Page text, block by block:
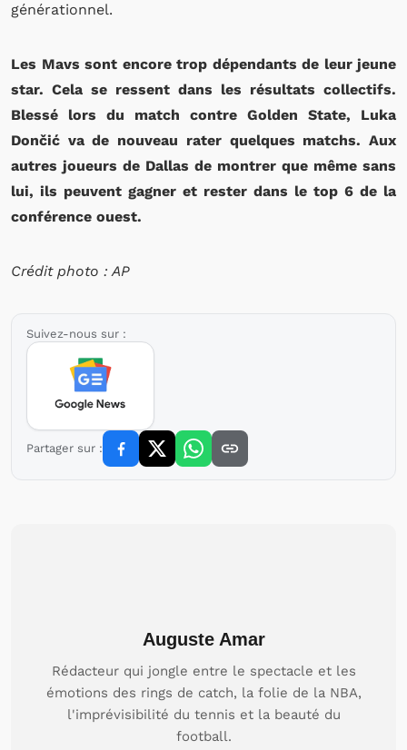
générationnel.
Les Mavs sont encore trop dépendants de leur jeune
star. Cela se ressent dans les résultats collectifs.
Blessé lors du match contre Golden State, Luka
Dončić va de nouveau rater quelques matchs. Aux
autres joueurs de Dallas de montrer que même sans
lui, ils peuvent gagner et rester dans le top 6 de la
conférence ouest.
Crédit photo : AP
Suivez-nous sur :
Partager sur :
Auguste Amar
Rédacteur qui jongle entre le spectacle et les
émotions des rings de catch, la folie de la NBA,
l'imprévisibilité du tennis et la beauté du
football.